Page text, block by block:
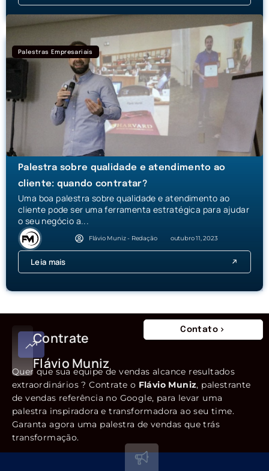
Palestras Empresariais
Palestra sobre qualidade e atendimento ao
cliente: quando contratar?
Uma boa palestra sobre qualidade e atendimento ao
cliente pode ser uma ferramenta estratégica para ajudar
o seu negócio a...
Flávio Muniz - Redação outubro 11, 2023
Leia mais
Contrate
Flávio Muniz
Contato
Quer que sua equipe de vendas alcance resultados
extraordinários ? Contrate o Flávio Muniz, palestrante
de vendas referência no Google, para levar uma
palestra inspiradora e transformadora ao seu time.
Garanta agora uma palestra de vendas que trás
transformação.